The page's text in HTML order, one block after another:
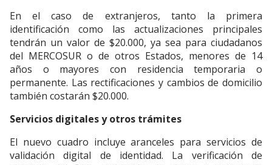
En el caso de extranjeros, tanto la primera
identificación como las actualizaciones principales
tendrán un valor de $20.000, ya sea para ciudadanos
del MERCOSUR o de otros Estados, menores de 14
años o mayores con residencia temporaria o
permanente. Las rectificaciones y cambios de domicilio
también costarán $20.000.
Servicios digitales y otros trámites
El nuevo cuadro incluye aranceles para servicios de
validación digital de identidad. La verificación de